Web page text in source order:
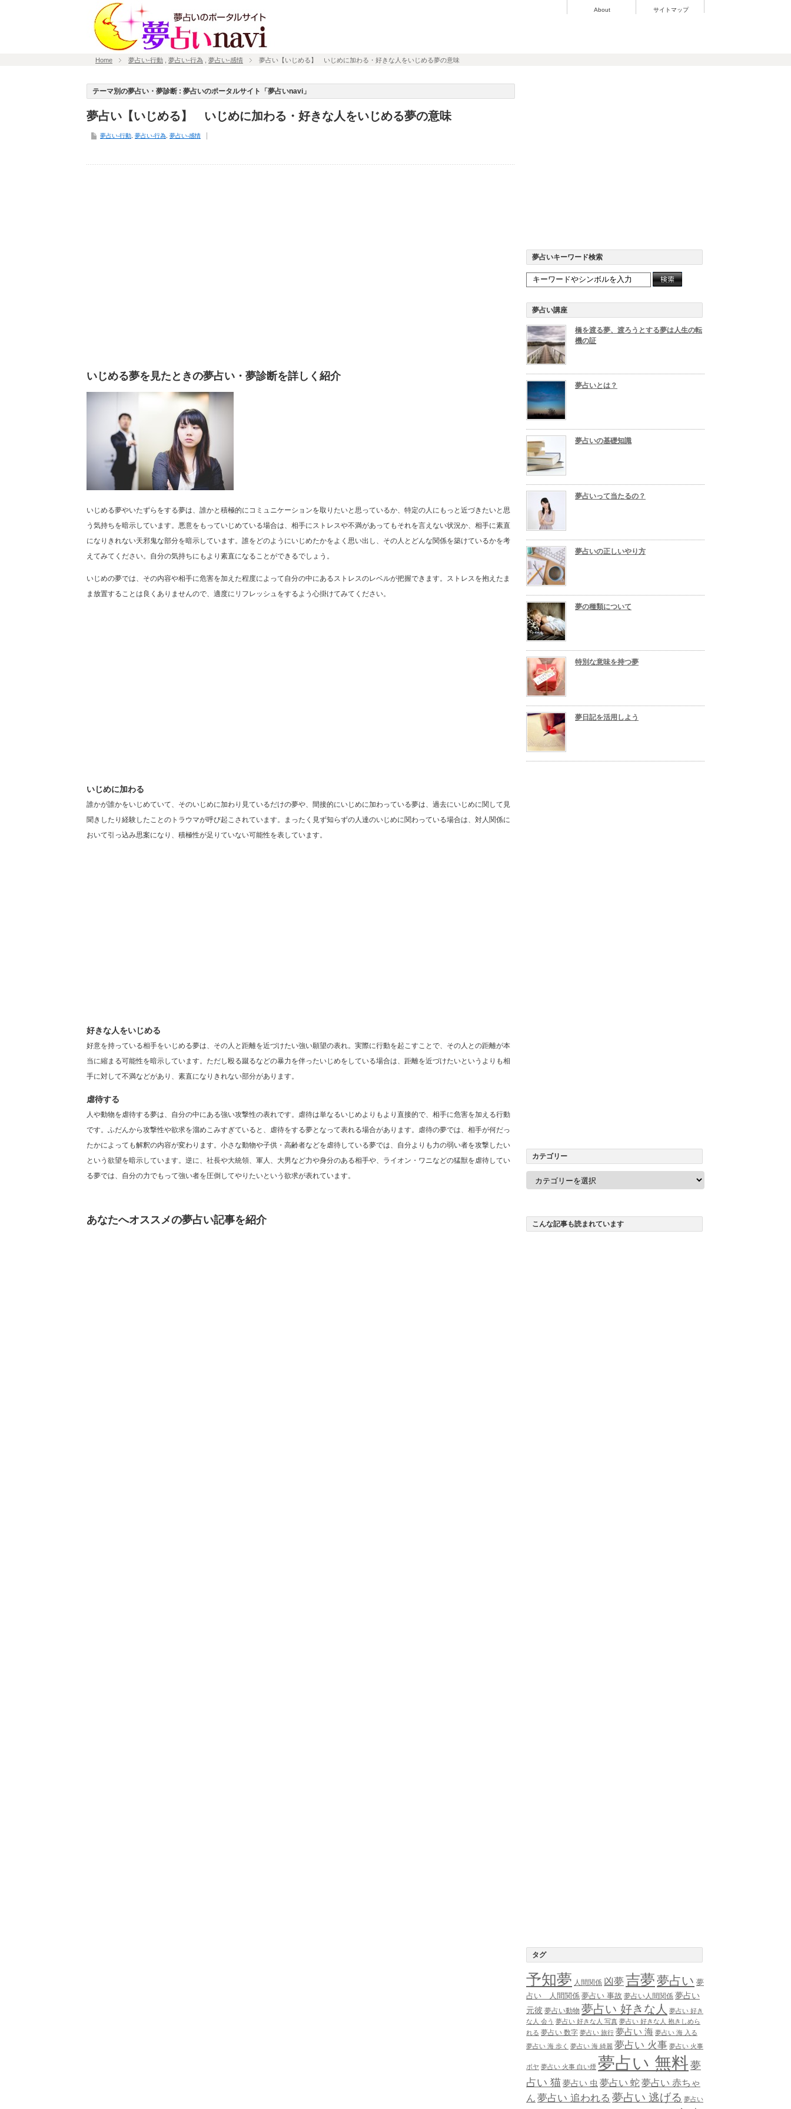
About サイトマップ
Home 夢占い-行動 夢占い-行為 夢占い-感情 夢占い【いじめる】 いじめに加わる・好きな人をいじめる夢の意味
テーマ別の夢占い・夢診断 : 夢占いのポータルサイト「夢占いnavi」
夢占い【いじめる】 いじめに加わる・好きな人をいじめる夢の意味
夢占い-行動 夢占い-行為 夢占い-感情
いじめる夢を見たときの夢占い・夢診断を詳しく紹介
いじめる夢やいたずらをする夢は、誰かと積極的にコミュニケーションを取りたいと思っているか、特定の人にもっと近づきたいと思
う気持ちを暗示しています。悪意をもっていじめている場合は、相手にストレスや不満があってもそれを言えない状況か、相手に素直
になりきれない天邪鬼な部分を暗示しています。誰をどのようにいじめたかをよく思い出し、その人とどんな関係を築けているかを考
えてみてください。自分の気持ちにもより素直になることができるでしょう。
いじめの夢では、その内容や相手に危害を加えた程度によって自分の中にあるストレスのレベルが把握できます。ストレスを抱えたま
ま放置することは良くありませんので、適度にリフレッシュをするよう心掛けてみてください。
いじめに加わる
誰かが誰かをいじめていて、そのいじめに加わり見ているだけの夢や、間接的にいじめに加わっている夢は、過去にいじめに関して見
聞きしたり経験したことのトラウマが呼び起こされています。まったく見ず知らずの人達のいじめに関わっている場合は、対人関係に
おいて引っ込み思案になり、積極性が足りていない可能性を表しています。
好きな人をいじめる
好意を持っている相手をいじめる夢は、その人と距離を近づけたい強い願望の表れ。実際に行動を起こすことで、その人との距離が本
当に縮まる可能性を暗示しています。ただし殴る蹴るなどの暴力を伴ったいじめをしている場合は、距離を近づけたいというよりも相
手に対して不満などがあり、素直になりきれない部分があります。
虐待する
人や動物を虐待する夢は、自分の中にある強い攻撃性の表れです。虐待は単なるいじめよりもより直接的で、相手に危害を加える行動
です。ふだんから攻撃性や欲求を溜めこみすぎていると、虐待をする夢となって表れる場合があります。虐待の夢では、相手が何だっ
たかによっても解釈の内容が変わります。小さな動物や子供・高齢者などを虐待している夢では、自分よりも力の弱い者を攻撃したい
という欲望を暗示しています。逆に、社長や大統領、軍人、大男など力や身分のある相手や、ライオン・ワニなどの猛獣を虐待してい
る夢では、自分の力でもって強い者を圧倒してやりたいという欲求が表れています。
あなたへオススメの夢占い記事を紹介
夢占いキーワード検索
夢占い講座
橋を渡る夢、渡ろうとする夢は人生の転
機の証
夢占いとは？
夢占いの基礎知識
夢占いって当たるの？
夢占いの正しいやり方
夢の種類について
特別な意味を持つ夢
夢日記を活用しよう
カテゴリー
カ
ー
こんな記事も読まれています
タグ
予知夢 人間関係 凶夢 吉夢夢占い 夢
占い 人間関係 夢占い 事故 夢占い人間関係 夢占い
元彼 夢占い動物 夢占い 好きな人 夢占い 好き
な人 会う 夢占い 好きな人 写真 夢占い 好きな人 抱きしめら
れる 夢占い 数字 夢占い 旅行 夢占い 海 夢占い 海 入る
夢占い 海 歩く 夢占い 海 綺麗 夢占い 火事 夢占い 火事
ボヤ 夢占い 火事 白い煙 夢占い 無料 夢
占い 猫夢占い 虫 夢占い 蛇夢占い 赤ちゃ
ん 夢占い 追われる 夢占い 逃げる 夢占い